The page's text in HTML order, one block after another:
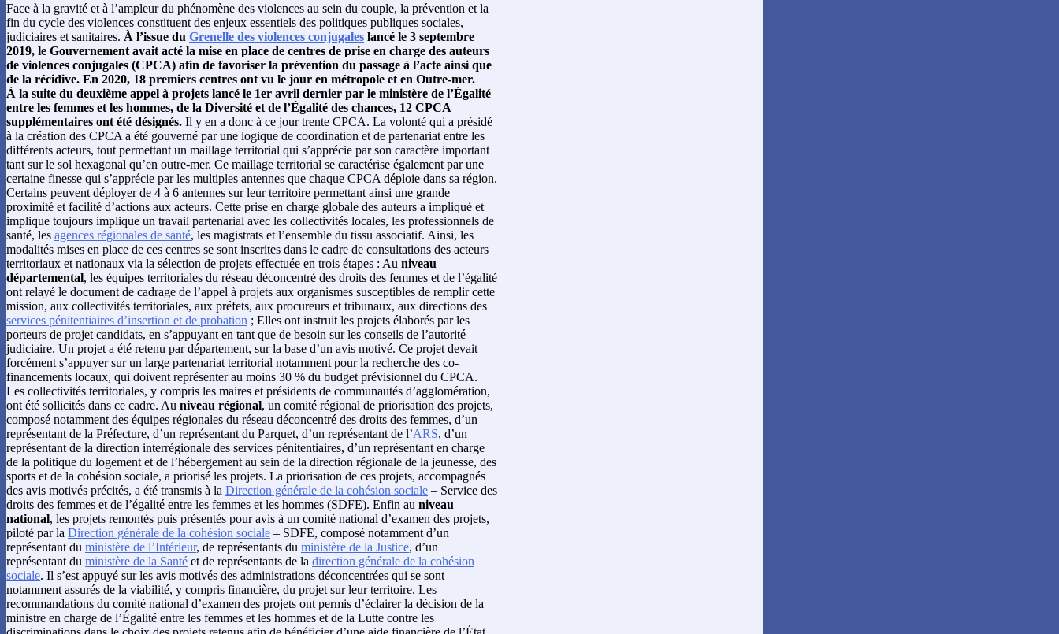
Face à la gravité et à l’ampleur du phénomène des violences au sein du couple, la prévention et la
fin du cycle des violences constituent des enjeux essentiels des politiques publiques sociales,
judiciaires et sanitaires. À l’issue du Grenelle des violences conjugales lancé le 3 septembre
2019, le Gouvernement avait acté la mise en place de centres de prise en charge des auteurs
de violences conjugales (CPCA) afin de favoriser la prévention du passage à l’acte ainsi que
de la récidive. En 2020, 18 premiers centres ont vu le jour en métropole et en Outre-mer.
À la suite du deuxième appel à projets lancé le 1er avril dernier par le ministère de l’Égalité
entre les femmes et les hommes, de la Diversité et de l’Égalité des chances, 12 CPCA
supplémentaires ont été désignés. Il y en a donc à ce jour trente CPCA. La volonté qui a présidé
à la création des CPCA a été gouverné par une logique de coordination et de partenariat entre les
différents acteurs, tout permettant un maillage territorial qui s’apprécie par son caractère important
tant sur le sol hexagonal qu’en outre-mer. Ce maillage territorial se caractérise également par une
certaine finesse qui s’apprécie par les multiples antennes que chaque CPCA déploie dans sa région.
Certains peuvent déployer de 4 à 6 antennes sur leur territoire permettant ainsi une grande
proximité et facilité d’actions aux acteurs. Cette prise en charge globale des auteurs a impliqué et
implique toujours implique un travail partenarial avec les collectivités locales, les professionnels de
santé, les agences régionales de santé, les magistrats et l’ensemble du tissu associatif. Ainsi, les
modalités mises en place de ces centres se sont inscrites dans le cadre de consultations des acteurs
territoriaux et nationaux via la sélection de projets effectuée en trois étapes : Au niveau
départemental, les équipes territoriales du réseau déconcentré des droits des femmes et de l’égalité
ont relayé le document de cadrage de l’appel à projets aux organismes susceptibles de remplir cette
mission, aux collectivités territoriales, aux préfets, aux procureurs et tribunaux, aux directions des
services pénitentiaires d’insertion et de probation ; Elles ont instruit les projets élaborés par les
porteurs de projet candidats, en s’appuyant en tant que de besoin sur les conseils de l’autorité
judiciaire. Un projet a été retenu par département, sur la base d’un avis motivé. Ce projet devait
forcément s’appuyer sur un large partenariat territorial notamment pour la recherche des co-
financements locaux, qui doivent représenter au moins 30 % du budget prévisionnel du CPCA.
Les collectivités territoriales, y compris les maires et présidents de communautés d’agglomération,
ont été sollicités dans ce cadre. Au niveau régional, un comité régional de priorisation des projets,
composé notamment des équipes régionales du réseau déconcentré des droits des femmes, d’un
représentant de la Préfecture, d’un représentant du Parquet, d’un représentant de l’ARS, d’un
représentant de la direction interrégionale des services pénitentiaires, d’un représentant en charge
de la politique du logement et de l’hébergement au sein de la direction régionale de la jeunesse, des
sports et de la cohésion sociale, a priorisé les projets. La priorisation de ces projets, accompagnés
des avis motivés précités, a été transmis à la Direction générale de la cohésion sociale – Service des
droits des femmes et de l’égalité entre les femmes et les hommes (SDFE). Enfin au niveau
national, les projets remontés puis présentés pour avis à un comité national d’examen des projets,
piloté par la Direction générale de la cohésion sociale – SDFE, composé notamment d’un
représentant du ministère de l’Intérieur, de représentants du ministère de la Justice, d’un
représentant du ministère de la Santé et de représentants de la direction générale de la cohésion
sociale. Il s’est appuyé sur les avis motivés des administrations déconcentrées qui se sont
notamment assurés de la viabilité, y compris financière, du projet sur leur territoire. Les
recommandations du comité national d’examen des projets ont permis d’éclairer la décision de la
ministre en charge de l’Égalité entre les femmes et les hommes et de la Lutte contre les